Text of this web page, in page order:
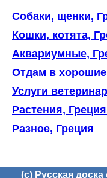
Собаки, щенки,
Кошки, котята,
Аквариумные,
Отдам в хорошие
Услуги
Растения,
Разное, Греция
(c) Русская